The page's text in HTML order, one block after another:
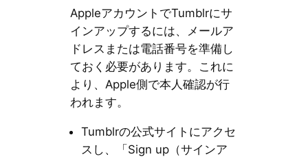
AppleアカウントでTumblrにサ
インアップするには、メールア
ドレスまたは電話番号を準備し
ておく必要があります。これに
より、Apple側で本人確認が行
われます。
Tumblrの公式サイトにアクセ
スし、「Sign up（サインア